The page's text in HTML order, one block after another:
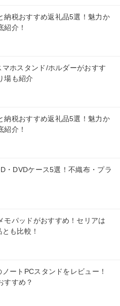
納税おすすめ返礼品5選！魅力か
紹介！
ホスタンド/ホルダーがおすす
場も紹介
納税おすすめ返礼品5選！魅力か
紹介！
・DVDケース5選！不織布・プラ
モパッドがおすすめ！セリアは
も比較！
ートPCスタンドをレビュー！
すすめ？